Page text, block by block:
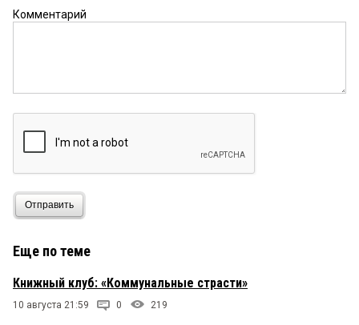
Комментарий
Отправить
Еще по теме
Книжный клуб: «Коммунальные страсти»
10 августа 21:59 0 219